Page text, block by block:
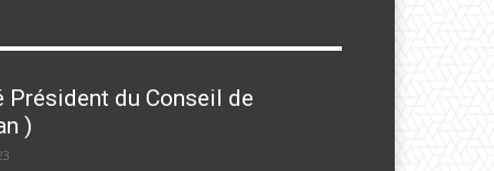
Président du Conseil de
)